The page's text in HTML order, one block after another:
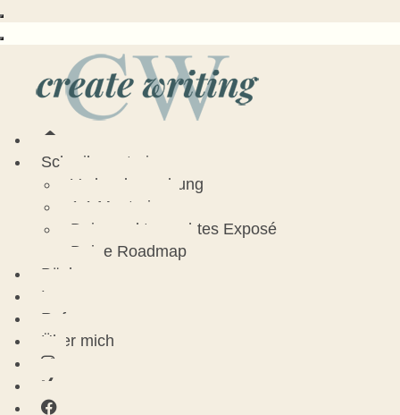
Schreibmentoring
Verlagsbewerbung
1:1 Mentoring
Dein marktgerechtes Exposé
Deine Roadmap
Bücher
Lesungen
Referenzen
Über mich